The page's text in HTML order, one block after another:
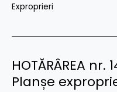
Exproprieri
HOTĂRÂREA nr.
Planșe